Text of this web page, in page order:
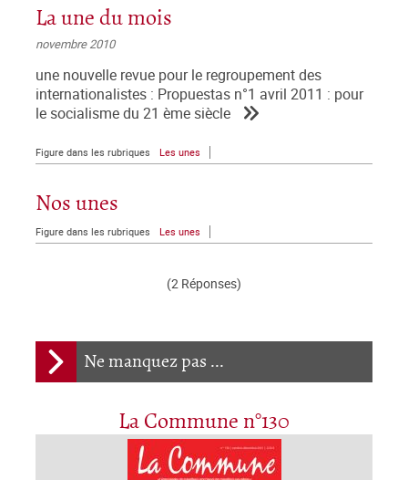
Ne manquez pas ...
La Commune n°130
La une du mois
novembre 2010
une nouvelle revue pour le regroupement des
internationalistes : Propuestas n°1 avril 2011 : pour
le socialisme du 21 ème siècle
Figure dans les rubriques Les unes
Nos unes
Figure dans les rubriques Les unes
(2 Réponses)